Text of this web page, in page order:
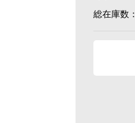
総在庫数：